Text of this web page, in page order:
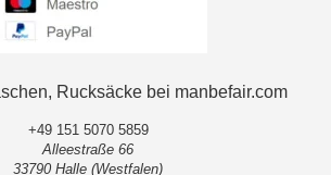
Rucksäcke bei manbefair.com
+49 151 5070 5859
Alleestraße 66
33790 Halle (Westfalen)